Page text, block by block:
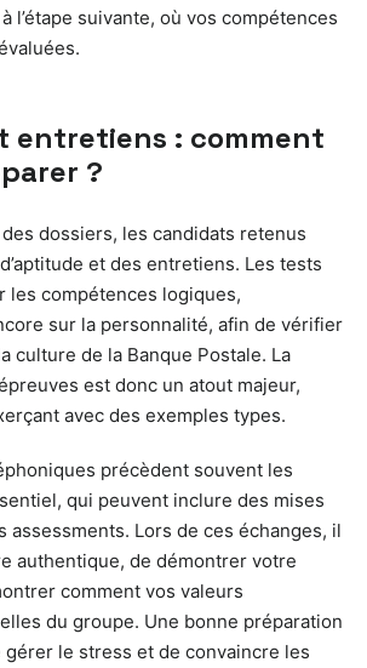
l’étape suivante, où vos compétences
entretiens : comment
?
dossiers, les candidats retenus
et des entretiens. Les tests
les compétences logiques,
sur la personnalité, afin de vérifier
culture de la Banque Postale. La
est donc un atout majeur,
avec des exemples types.
précèdent souvent les
qui peuvent inclure des mises
assessments. Lors de ces échanges, il
authentique, de démontrer votre
comment vos valeurs
du groupe. Une bonne préparation
le stress et de convaincre les